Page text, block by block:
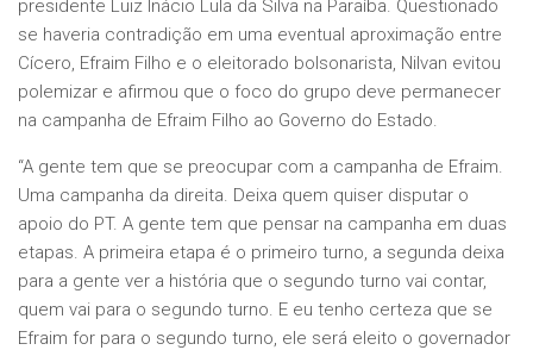
presidente Luiz Inácio Lula da Silva na Paraíba. Questionado
se haveria contradição em uma eventual aproximação entre
Cícero, Efraim Filho e o eleitorado bolsonarista, Nilvan evitou
polemizar e afirmou que o foco do grupo deve permanecer
na campanha de Efraim Filho ao Governo do Estado.
“A gente tem que se preocupar com a campanha de Efraim.
Uma campanha da direita. Deixa quem quiser disputar o
apoio do PT. A gente tem que pensar na campanha em duas
etapas. A primeira etapa é o primeiro turno, a segunda deixa
para a gente ver a história que o segundo turno vai contar,
quem vai para o segundo turno. E eu tenho certeza que se
Efraim for para o segundo turno, ele será eleito o governador